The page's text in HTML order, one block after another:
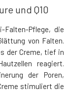
und Q10
Pflege, die
von Falten.
der Creme, tief in
reagiert.
der Poren,
stimuliert die